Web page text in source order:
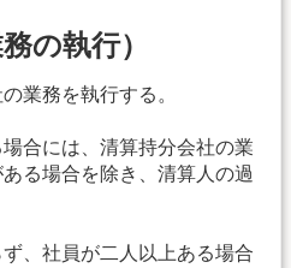
の執行）
業務を執行する。
合には、清算持分会社の業
る場合を除き、清算人の過
、社員が二人以上ある場合